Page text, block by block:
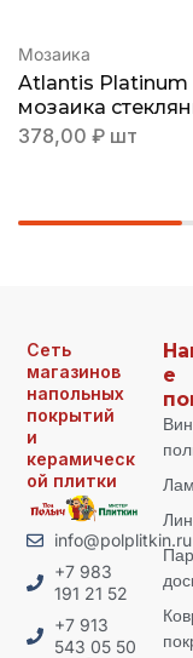
Мозаика
Atlantis Platinum
мозаика
378,00 ₽ шт
Сеть
магазинов
напольных
покрытий
и
керамическ
ой плитки
info@polplitkin.ru
+7 983
191 21 52
+7 913
543 05 50
е